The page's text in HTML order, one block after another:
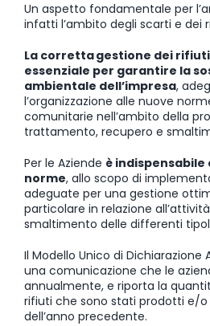
Un aspetto fondamentale per
infatti l’ambito degli scarti e dei
La corretta gestione dei rifiuti
essenziale per garantire la
ambientale dell’impresa,
l’organizzazione alle nuove
comunitarie nell’ambito della
trattamento, recupero e
Per le Aziende è
norme, allo scopo di
adeguate per una gestione
particolare in relazione
smaltimento delle differenti
Il Modello Unico di Dichiarazione
una comunicazione che le
annualmente, e riporta la
rifiuti che sono stati prodotti e/o
dell’anno precedente.